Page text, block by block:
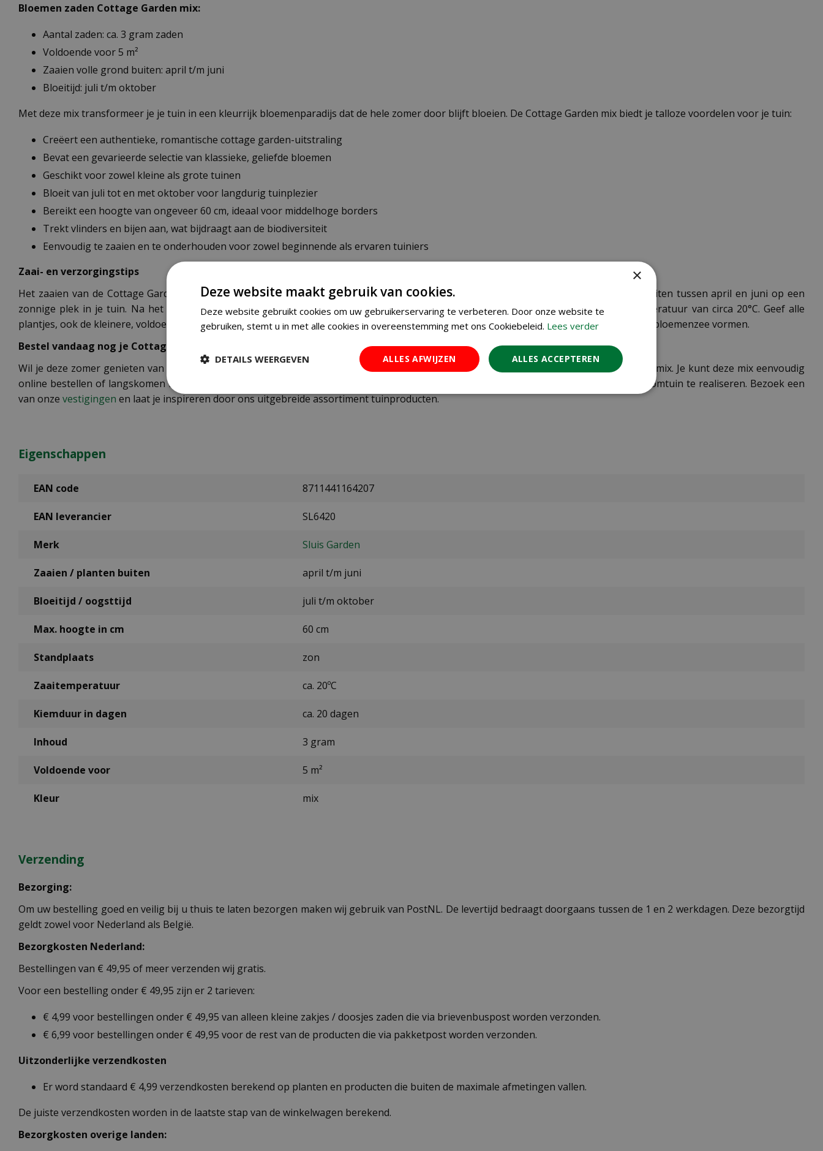
Bloemen zaden Cottage Garden mix:
Aantal zaden: ca. 3 gram zaden
Voldoende voor 5 m²
Zaaien volle grond buiten: april t/m juni
Bloeitijd: juli t/m oktober
Met deze mix transformeer je je tuin in een kleurrijk bloemenparadijs dat de hele zomer door blijft bloeien. De Cottage Garden mix biedt je talloze voordelen voor je tuin:
Creëert een authentieke, romantische cottage garden-uitstraling
Bevat een gevarieerde selectie van klassieke, geliefde bloemen
Geschikt voor zowel kleine als grote tuinen
Bloeit van juli tot en met oktober voor langdurig tuinplezier
Bereikt een hoogte van ongeveer 60 cm, ideaal voor middelhoge borders
Trekt vlinders en bijen aan, wat bijdraagt aan de biodiversiteit
Eenvoudig te zaaien en te onderhouden voor zowel beginnende als ervaren tuiniers
Zaai- en verzorgingstips
Het zaaien van de Cottage Garden mix is eenvoudig. Meng de zaden eerst met droog zand voor een gelijkmatige verdeling. Zaai ze buiten tussen april en juni op een
zonnige plek in je tuin. Na het zaaien licht doorharken en vochtig houden. De zaden kiemen binnen ongeveer 20 dagen bij een temperatuur van circa 20°C. Geef alle
plantjes, ook de kleinere, voldoende ruimte om te groeien. Zo ontwikkelen ze zich tot sterke planten die van juli tot oktober een prachtige bloemenzee vormen.
Bestel vandaag nog je Cottage Garden mix
Wil je deze zomer genieten van een weelderige cottage garden vol kleurrijke bloemen? Bestel dan nu je Bloemen zaden Cottage Garden mix. Je kunt deze mix eenvoudig
online bestellen of langskomen in een van onze tuincentra, waar onze medewerkers je graag adviseren over de beste manier om je droomtuin te realiseren. Bezoek een
van onze vestigingen en laat je inspireren door ons uitgebreide assortiment tuinproducten.
Eigenschappen
EAN code 8711441164207
EAN leverancier SL6420
Merk Sluis Garden
Zaaien / planten buiten april t/m juni
Bloeitijd / oogsttijd juli t/m oktober
Max. hoogte in cm 60 cm
Standplaats zon
Zaaitemperatuur ca. 20ºC
Kiemduur in dagen ca. 20 dagen
Inhoud 3 gram
Voldoende voor 5 m²
Kleur mix
Verzending
Bezorging:
Om uw bestelling goed en veilig bij u thuis te laten bezorgen maken wij gebruik van PostNL. De levertijd bedraagt doorgaans tussen de 1 en 2 werkdagen. Deze bezorgtijd
geldt zowel voor Nederland als België.
Bezorgkosten Nederland:
Bestellingen van € 49,95 of meer verzenden wij gratis.
Voor een bestelling onder € 49,95 zijn er 2 tarieven:
€ 4,99 voor bestellingen onder € 49,95 van alleen kleine zakjes / doosjes zaden die via brievenbuspost worden verzonden.
€ 6,99 voor bestellingen onder € 49,95 voor de rest van de producten die via pakketpost worden verzonden.
Uitzonderlijke verzendkosten
Er word standaard € 4,99 verzendkosten berekend op planten en producten die buiten de maximale afmetingen vallen.
De juiste verzendkosten worden in de laatste stap van de winkelwagen berekend.
Bezorgkosten overige landen:
×
Deze website maakt gebruik van cookies.
Deze website gebruikt cookies om uw gebruikerservaring te verbeteren. Door onze website te
gebruiken, stemt u in met alle cookies in overeenstemming met ons Cookiebeleid. Lees verder
ALLES ACCEPTEREN
ALLES AFWIJZEN
DETAILS WEERGEVEN